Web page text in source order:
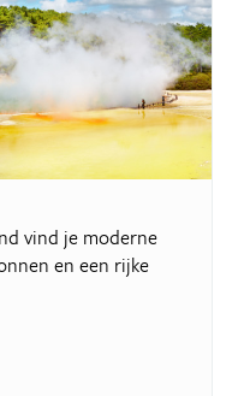
vind je moderne
en een rijke